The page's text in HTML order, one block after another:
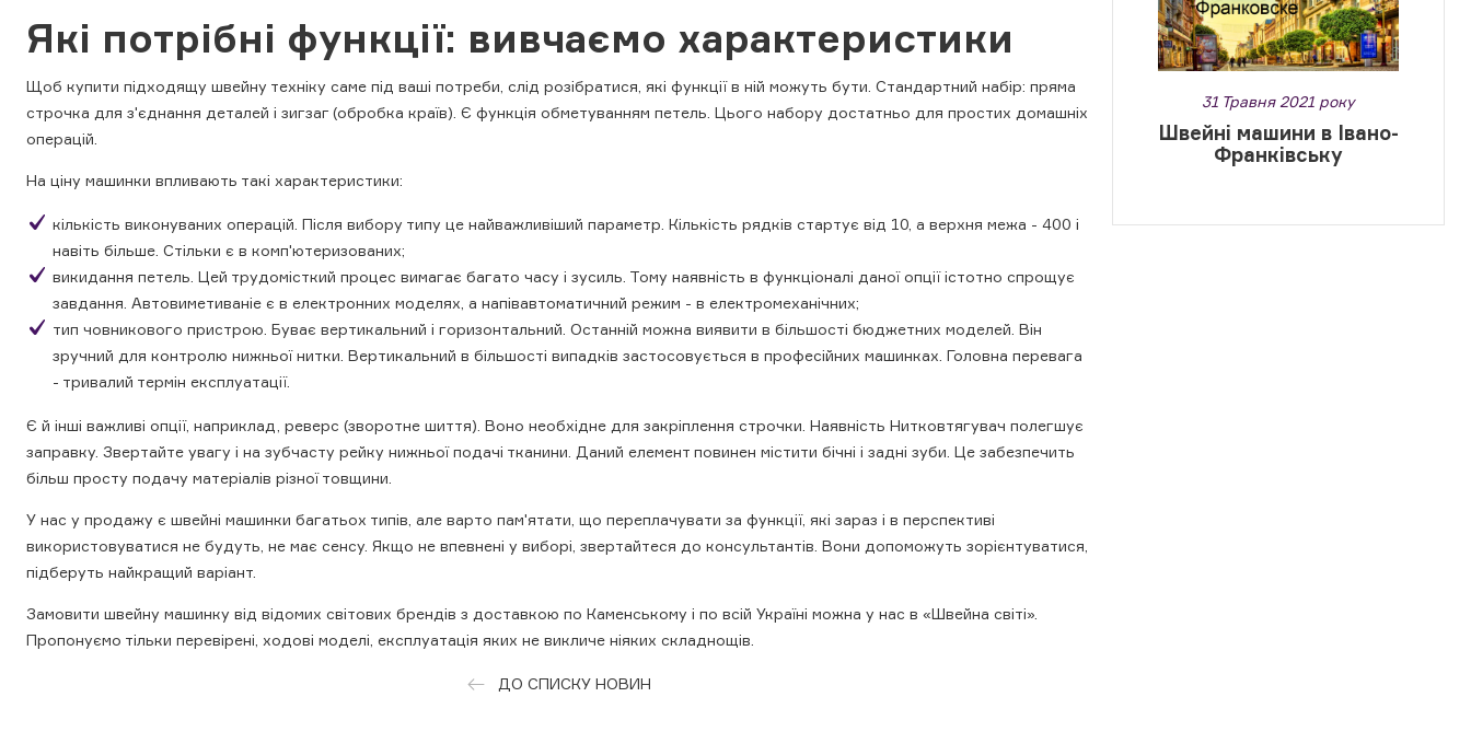
Які потрібні функції: вивчаємо характеристики
Щоб купити підходящу швейну техніку саме під ваші потреби, слід розібратися, які функції в ній можуть бути. Стандартний набір: пряма
строчка для з'єднання деталей і зигзаг (обробка країв). Є функція обметуванням петель. Цього набору достатньо для простих домашніх
операцій.
На ціну машинки впливають такі характеристики:
кількість виконуваних операцій. Після вибору типу це найважливіший параметр. Кількість рядків стартує від 10, а верхня межа - 400 і
навіть більше. Стільки є в комп'ютеризованих;
викидання петель. Цей трудомісткий процес вимагає багато часу і зусиль. Тому наявність в функціоналі даної опції істотно спрощує
завдання. Автовиметиваніе є в електронних моделях, а напівавтоматичний режим - в електромеханічних;
тип човникового пристрою. Буває вертикальний і горизонтальний. Останній можна виявити в більшості бюджетних моделей. Він
зручний для контролю нижньої нитки. Вертикальний в більшості випадків застосовується в професійних машинках. Головна перевага
- тривалий термін експлуатації.
Є й інші важливі опції, наприклад, реверс (зворотне шиття). Воно необхідне для закріплення строчки. Наявність Нитковтягувач полегшує
заправку. Звертайте увагу і на зубчасту рейку нижньої подачі тканини. Даний елемент повинен містити бічні і задні зуби. Це забезпечить
більш просту подачу матеріалів різної товщини.
У нас у продажу є швейні машинки багатьох типів, але варто пам'ятати, що переплачувати за функції, які зараз і в перспективі
використовуватися не будуть, не має сенсу. Якщо не впевнені у виборі, звертайтеся до консультантів. Вони допоможуть зорієнтуватися,
підберуть найкращий варіант.
Замовити швейну машинку від відомих світових брендів з доставкою по Каменському і по всій Україні можна у нас в «Швейна світі».
Пропонуємо тільки перевірені, ходові моделі, експлуатація яких не викличе ніяких складнощів.
ДО СПИСКУ НОВИН
31 Травня 2021 року
Швейні машини в Івано-
Франківську